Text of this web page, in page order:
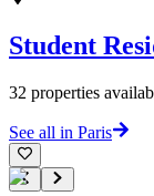
Student
32 properties
See all in Paris